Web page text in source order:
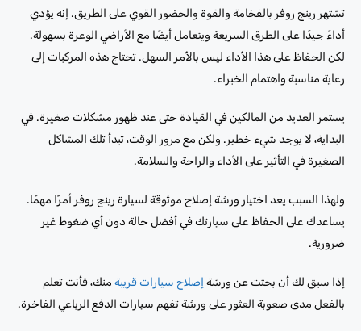
تشتهر رينج روفر بالفخامة والقوة والحضور القوي على الطريق. إنه يؤدي
أداءً جيدًا على الطرق السريعة ويتعامل أيضًا مع الأراضي الوعرة بسهولة.
لكن الحفاظ على هذا الأداء ليس بالأمر السهل. تحتاج هذه المركبات إلى
رعاية مناسبة واهتمام الخبراء.
يستمر العديد من المالكين في القيادة حتى عند ظهور مشكلات صغيرة. في
البداية، لا يوجد شيء خطير. ولكن مع مرور الوقت، تبدأ تلك المشاكل
الصغيرة في التأثير على الأداء والراحة والسلامة.
ولهذا السبب يعد اختيار ورشة إصلاح موثوقة لسيارة رينج روفر أمرًا مهمًا.
يساعدك على الحفاظ على سيارتك في أفضل حالة دون أي ضغوط غير
ضرورية.
إذا سبق لك أن بحثت عن ورشة إصلاح سيارات قريبة منك، فأنت تعلم
بالفعل مدى صعوبة العثور على ورشة تفهم سيارات الدفع الرباعي الفاخرة.